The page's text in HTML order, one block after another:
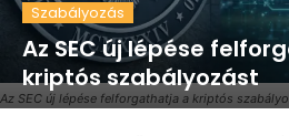
Az SEC új lépése felforgathatja a kriptós
Szabályozás
Az SEC új lépése
kriptós szabályozást